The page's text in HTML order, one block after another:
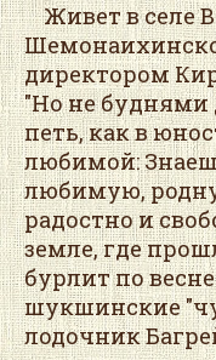
Живет в селе
директором
"Но не буднями
петь, как в
любимой:
любимую,
радостно и
земле, где
бурлит по
шукшинские
лодочник